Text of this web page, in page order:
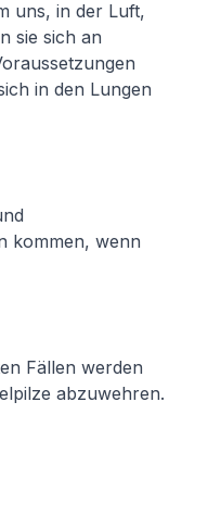
uns, in der Luft,
sie sich an
in den Lungen
kommen, wenn
Fällen werden
abzuwehren.